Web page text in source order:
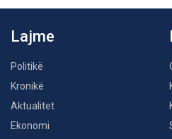
Lajme
Politikë
Kronikë
Aktualitet
Ekonomi